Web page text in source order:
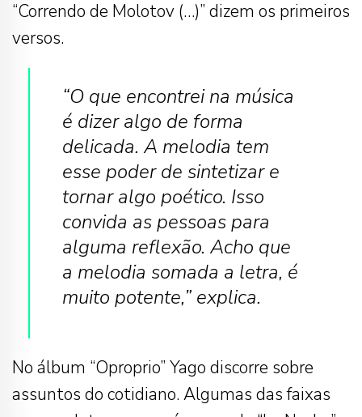
“Correndo de Molotov (…)” dizem os primeiros
versos.
“O que encontrei na música
é dizer algo de forma
delicada. A melodia tem
esse poder de sintetizar e
tornar algo poético. Isso
convida as pessoas para
alguma reflexão. Acho que
a melodia somada a letra, é
muito potente,” explica.
No álbum “Oproprio” Yago discorre sobre
assuntos do cotidiano. Algumas das faixas